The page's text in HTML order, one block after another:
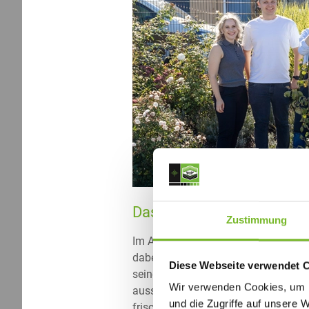
Zustimmung
Diese Webseite verwendet
Wir verwenden Cookies,
und die Zugriffe auf unsere
Das Gautschen – „Gott
Im Anschluss folgte der
dabei von den „Sünden der
seinen Beisitzern die Zeremonie,
ausschlossen. Auch der